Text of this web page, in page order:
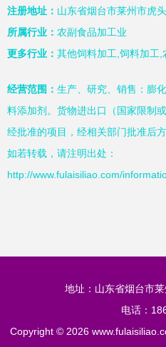
注册地址： 山东省烟台市莱州市虎
所属行业： 农副食品加工业
更多行业： 其他饲料加工,饲料加工
经营范围： 生产、研究、销售：膨
料添加剂。货物进出口（国家限制
经批准的项目，经相关部门批准后
如若转载，请注明出处：
http://www.fulaisiliao.com/
地址：山东省烟台市
电话：
Copyright © 2026